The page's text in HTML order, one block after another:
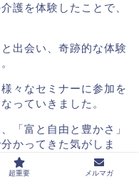
護を体験したことで、
と出会い、奇跡的な体験
々なセミナーに参加を
っていきました。
「富と自由と豊かさ」
かってきた気がしま
超重要 メルマガ